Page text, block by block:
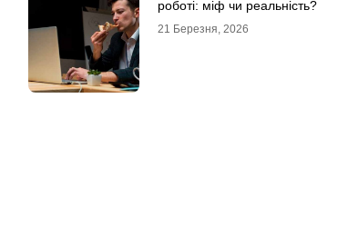
роботі: міф чи реальність?
21 Березня, 2026